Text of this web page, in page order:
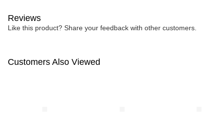
Reviews
Like this product? Share your feedback with other customers.
Customers Also Viewed